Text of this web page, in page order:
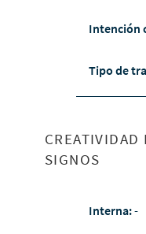
Intención
Tipo de
CREATIVIDAD
SIGNOS
Interna:-